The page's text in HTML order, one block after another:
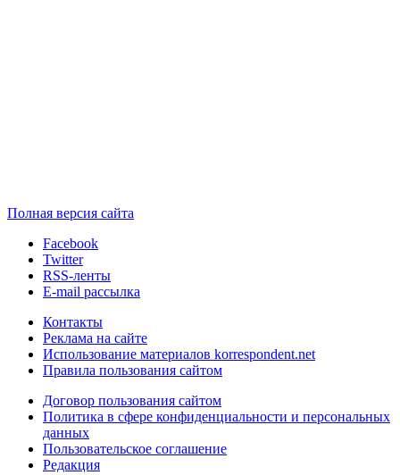
Полная версия сайта
Facebook
Twitter
RSS-ленты
E-mail рассылка
Контакты
Реклама на сайте
Использование материалов korrespondent.net
Правила пользования сайтом
Договор пользования сайтом
Политика в сфере конфиденциальности и персональных
данных
Пользовательское соглашение
Редакция